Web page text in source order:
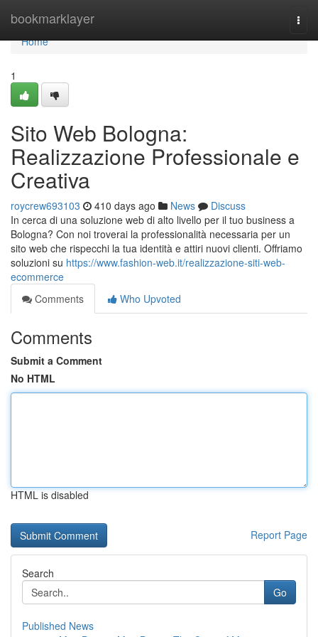
bookmarklayer
Home
Home
1
Sito Web Bologna:
Realizzazione Professionale e
Creativa
roycrew693103 410 days ago News
Discuss
In cerca di una soluzione web di alto livello per il tuo business a
Bologna? Con noi troverai la professionalità necessaria per un
sito web che rispecchi la tua identità e attiri nuovi clienti. Offriamo
soluzioni su https://www.fashion-web.it/realizzazione-siti-web-
ecommerce
Comments
Who Upvoted
Comments
Submit a Comment
No HTML
HTML is disabled
Report Page
Search
Go
Published News